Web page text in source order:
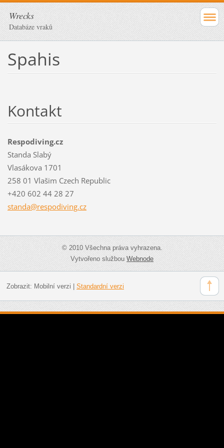
Wrecks
Databáze vraků
Spahis
Kontakt
Respodiving.cz
Standa Slabý
Vlasákova 1701
258 01 Vlašim Czech Republic
+420 602 44 28 27
standa@respodiving.cz
© 2010 Všechna práva vyhrazena.
Vytvořeno službouWebnode
Zobrazit: Mobilní verzi Standardní verzi